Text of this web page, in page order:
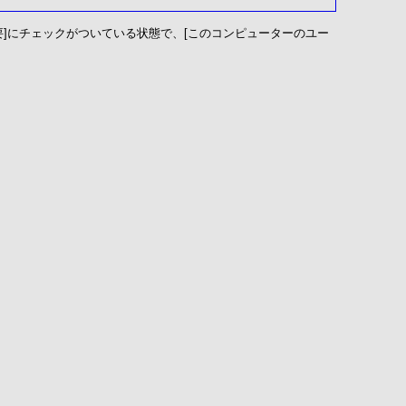
チェックがついている状態で、[このコンピューターのユー